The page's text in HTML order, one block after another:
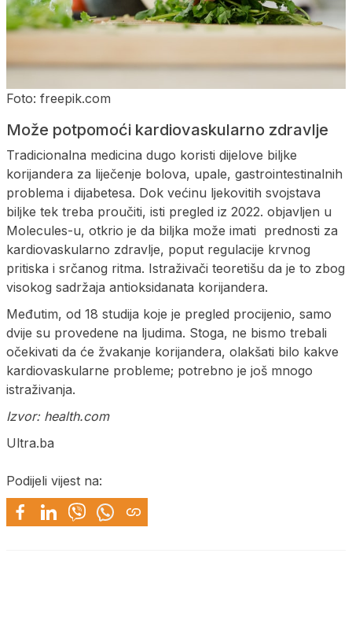
Foto: freepik.com
Može potpomoći kardiovaskularno zdravlje
Tradicionalna medicina dugo koristi dijelove biljke
korijandera za liječenje bolova, upale, gastrointestinalnih
problema i dijabetesa. Dok većinu ljekovitih svojstava
biljke tek treba proučiti, isti pregled iz 2022. objavljen u
Molecules-u, otkrio je da biljka može imati prednosti za
kardiovaskularno zdravlje, poput regulacije krvnog
pritiska i srčanog ritma. Istraživači teoretišu da je to zbog
visokog sadržaja antioksidanata korijandera.
Međutim, od 18 studija koje je pregled procijenio, samo
dvije su provedene na ljudima. Stoga, ne bismo trebali
očekivati ​​da će žvakanje korijandera, olakšati bilo kakve
kardiovaskularne probleme; potrebno je još mnogo
istraživanja.
Izvor: health.com
Ultra.ba
Podijeli vijest na: